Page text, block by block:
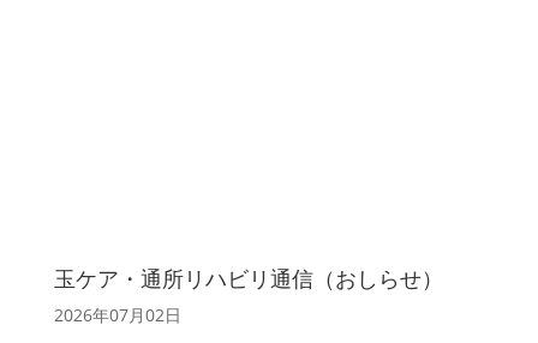
玉ケア・通所リハビリ通信（おしらせ）
2026年07月02日